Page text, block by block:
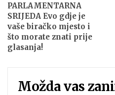
PARLAMENTARNA
SRIJEDA Evo gdje je
vaše biračko mjesto i
što morate znati prije
glasanja!
Možda vas